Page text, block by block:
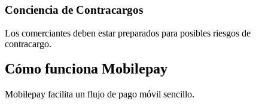
Conciencia de Contracargos
Los comerciantes deben estar preparados para posibles riesgos de
contracargo.
Cómo funciona Mobilepay
Mobilepay facilita un flujo de pago móvil sencillo.